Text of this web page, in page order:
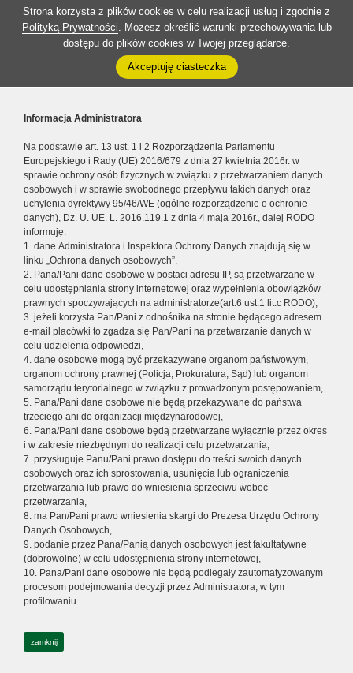
Strona korzysta z plików cookies w celu realizacji usług i zgodnie z
Polityką Prywatności. Możesz określić warunki przechowywania lub
dostępu do plików cookies w Twojej przeglądarce.
Akceptuję ciasteczka
Informacja Administratora
Na podstawie art. 13 ust. 1 i 2 Rozporządzenia Parlamentu
Europejskiego i Rady (UE) 2016/679 z dnia 27 kwietnia 2016r. w
sprawie ochrony osób fizycznych w związku z przetwarzaniem danych
osobowych i w sprawie swobodnego przepływu takich danych oraz
uchylenia dyrektywy 95/46/WE (ogólne rozporządzenie o ochronie
danych), Dz. U. UE. L. 2016.119.1 z dnia 4 maja 2016r., dalej RODO
informuję:
1. dane Administratora i Inspektora Ochrony Danych znajdują się w
linku „Ochrona danych osobowych”,
2. Pana/Pani dane osobowe w postaci adresu IP, są przetwarzane w
celu udostępniania strony internetowej oraz wypełnienia obowiązków
prawnych spoczywających na administratorze(art.6 ust.1 lit.c RODO),
3. jeżeli korzysta Pan/Pani z odnośnika na stronie będącego adresem
e-mail placówki to zgadza się Pan/Pani na przetwarzanie danych w
celu udzielenia odpowiedzi,
4. dane osobowe mogą być przekazywane organom państwowym,
organom ochrony prawnej (Policja, Prokuratura, Sąd) lub organom
samorządu terytorialnego w związku z prowadzonym postępowaniem,
5. Pana/Pani dane osobowe nie będą przekazywane do państwa
trzeciego ani do organizacji międzynarodowej,
6. Pana/Pani dane osobowe będą przetwarzane wyłącznie przez okres
i w zakresie niezbędnym do realizacji celu przetwarzania,
7. przysługuje Panu/Pani prawo dostępu do treści swoich danych
osobowych oraz ich sprostowania, usunięcia lub ograniczenia
przetwarzania lub prawo do wniesienia sprzeciwu wobec
przetwarzania,
8. ma Pan/Pani prawo wniesienia skargi do Prezesa Urzędu Ochrony
Danych Osobowych,
9. podanie przez Pana/Panią danych osobowych jest fakultatywne
(dobrowolne) w celu udostępnienia strony internetowej,
10. Pana/Pani dane osobowe nie będą podlegały zautomatyzowanym
procesom podejmowania decyzji przez Administratora, w tym
profilowaniu.
zamknij